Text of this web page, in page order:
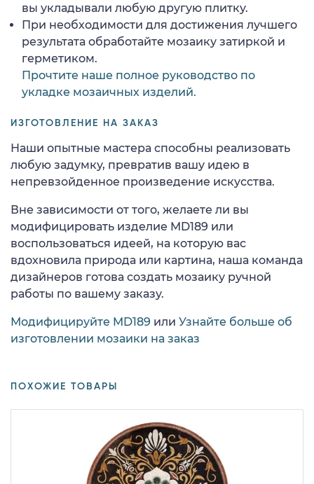
вы укладывали любую другую плитку.
При необходимости для достижения лучшего
результата обработайте мозаику затиркой и
герметиком.
Прочтите наше полное руководство по
укладке мозаичных изделий.
ИЗГОТОВЛЕНИЕ НА ЗАКАЗ
Наши опытные мастера способны реализовать
любую задумку, превратив вашу идею в
непревзойденное произведение искусства.
Вне зависимости от того, желаете ли вы
модифицировать изделие MD189 или
воспользоваться идеей, на которую вас
вдохновила природа или картина, наша команда
дизайнеров готова создать мозаику ручной
работы по вашему заказу.
Модифицируйте MD189 или Узнайте больше об
изготовлении мозаики на заказ
ПОХОЖИЕ ТОВАРЫ